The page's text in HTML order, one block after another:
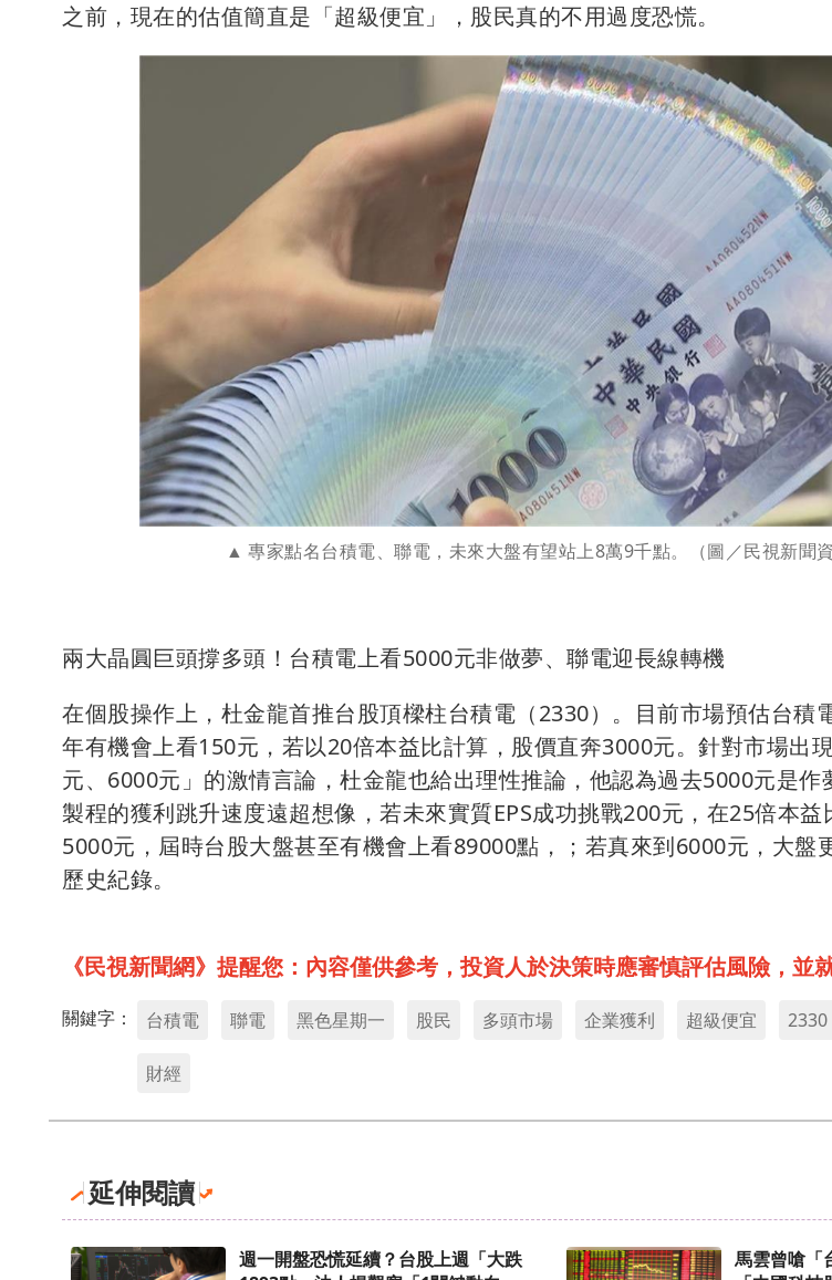
之前，現在的估值簡直是「超級便宜」，股民真的不用過度恐慌。
專家點名台積電、聯電，未來大盤有望站上8萬9千點。（圖／民視新聞資
兩大晶圓巨頭撐多頭！台積電上看5000元非做夢、聯電迎長線轉機
在個股操作上，杜金龍首推台股頂樑柱台積電（2330）。目前市場預估台積
年有機會上看150元，若以20倍本益比計算，股價直奔3000元。針對市場出
元、6000元」的激情言論，杜金龍也給出理性推論，他認為過去5000元是作
製程的獲利跳升速度遠超想像，若未來實質EPS成功挑戰200元，在25倍本
5000元，屆時台股大盤甚至有機會上看89000點，；若真來到6000元，大盤
歷史紀錄。
《民視新聞網》提醒您：內容僅供參考，投資人於決策時應審慎評估風險，並
關鍵字： 台積電 聯電 黑色星期一 股民 多頭市場 企業獲利 超級便宜 2330
財經
延伸閱讀
週一開盤恐慌延續？台股上週「大跌
馬雲曾嗆「